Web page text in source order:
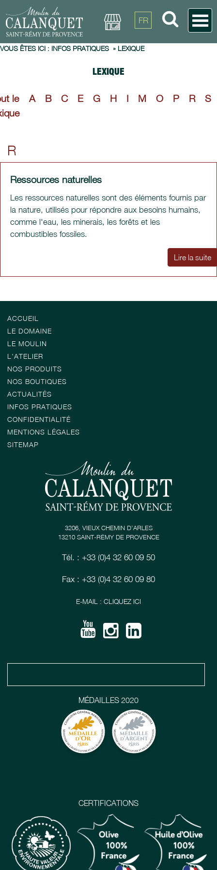
FR
VOUS ÊTES ICI : INFOS PRATIQUES » LEXIQUE
LEXIQUE
le
A B C E G H I M O P R S
R
Ressources naturelles
Les ressources naturelles sont des éléments fournis par
la nature, utilisés pour répondre aux besoins humains,
comme l'eau, les minerais, les forêts et les
combustibles fossiles.
Lire la suite
ACCUEIL
LE DOMAINE
LE MOULIN
L'ATELIER
NOS PRODUITS
NOS BOUTIQUES
ACTUALITÉS
INFOS PRATIQUES
CONFIDENTIALITÉ
MENTIONS LÉGALES
SITEMAP
CERTIFICATIONS
MÉDAILLES 2020
3206, VIEUX CHEMIN D’ARLES
13210 SAINT-RÉMY DE PROVENCE
Tél. : +33 (0)4 32 60 09 50
Fax : +33 (0)4 32 60 09 80
E-MAIL : CLIQUEZ ICI